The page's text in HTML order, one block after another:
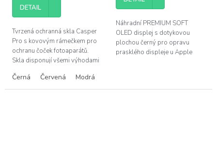
DETAIL
Tvrzená ochranná skla Casper
Pro s kovovým rámečkem pro
ochranu čoček fotoaparátů.
Skla disponují všemi výhodami
snadná instalace bez bublin,...
Černá Červená Modrá
hvězdiček.
Náhradní PREMIUM SOFT
OLED displej s dotykovou
plochou černý pro opravu
prasklého displeje u Apple